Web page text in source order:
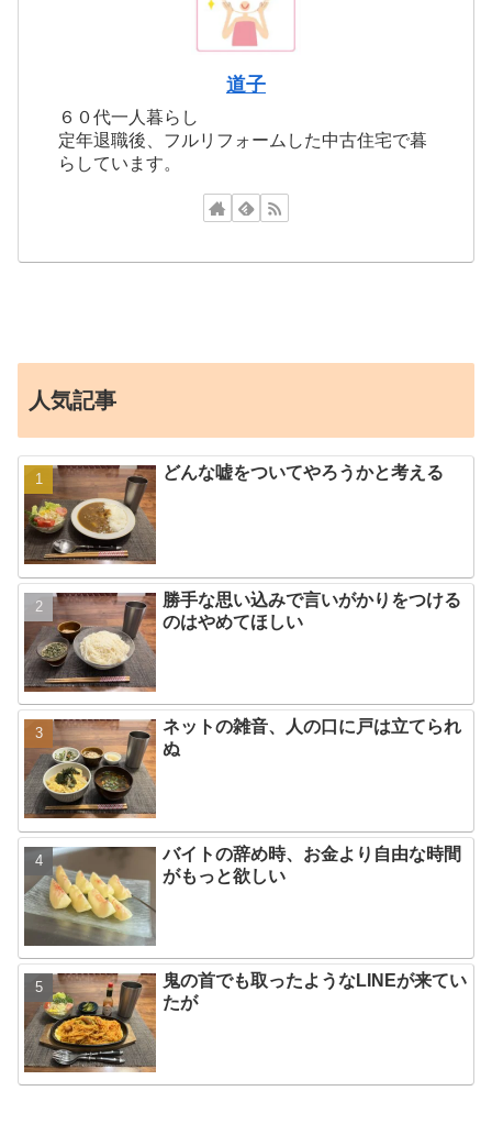
道子
６０代一人暮らし
定年退職後、フルリフォームした中古住宅で暮
らしています。
人気記事
どんな嘘をついてやろうかと考える
勝手な思い込みで言いがかりをつける
のはやめてほしい
ネットの雑音、人の口に戸は立てられ
ぬ
バイトの辞め時、お金より自由な時間
がもっと欲しい
鬼の首でも取ったようなLINEが来てい
たが